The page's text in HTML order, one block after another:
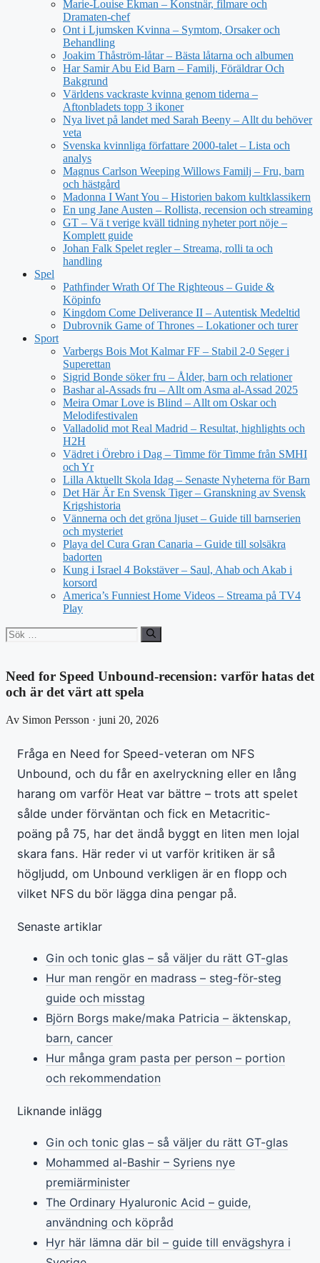
Marie-Louise Ekman – Konstnär, filmare och
Dramaten-chef
Ont i Ljumsken Kvinna – Symtom, Orsaker och
Behandling
Joakim Thåström-låtar – Bästa låtarna och albumen
Har Samir Abu Eid Barn – Familj, Föräldrar Och
Bakgrund
Världens vackraste kvinna genom tiderna –
Aftonbladets topp 3 ikoner
Nya livet på landet med Sarah Beeny – Allt du behöver
veta
Svenska kvinnliga författare 2000-talet – Lista och
analys
Magnus Carlson Weeping Willows Familj – Fru, barn
och hästgård
Madonna I Want You – Historien bakom kultklassikern
En ung Jane Austen – Rollista, recension och streaming
GT – Vä t verige kväll tidning nyheter port nöje –
Komplett guide
Johan Falk Spelet regler – Streama, rolli ta och
handling
Spel
Pathfinder Wrath Of The Righteous – Guide &
Köpinfo
Kingdom Come Deliverance II – Autentisk Medeltid
Dubrovnik Game of Thrones – Lokationer och turer
Sport
Varbergs Bois Mot Kalmar FF – Stabil 2-0 Seger i
Superettan
Sigrid Bonde söker fru – Ålder, barn och relationer
Bashar al-Assads fru – Allt om Asma al-Assad 2025
Meira Omar Love is Blind – Allt om Oskar och
Melodifestivalen
Valladolid mot Real Madrid – Resultat, highlights och
H2H
Vädret i Örebro i Dag – Timme för Timme från SMHI
och Yr
Lilla Aktuellt Skola Idag – Senaste Nyheterna för Barn
Det Här Är En Svensk Tiger – Granskning av Svensk
Krigshistoria
Vännerna och det gröna ljuset – Guide till barnserien
och mysteriet
Playa del Cura Gran Canaria – Guide till solsäkra
badorten
Kung i Israel 4 Bokstäver – Saul, Ahab och Akab i
korsord
America’s Funniest Home Videos – Streama på TV4
Play
Sök
efter:
Need for Speed Unbound-recension: varför hatas det
och är det värt att spela
Av Simon Persson · juni 20, 2026
Fråga en Need for Speed-veteran om NFS
Unbound, och du får en axelryckning eller en lång
harang om varför Heat var bättre – trots att spelet
sålde under förväntan och fick en Metacritic-
poäng på 75, har det ändå byggt en liten men lojal
skara fans. Här reder vi ut varför kritiken är så
högljudd, om Unbound verkligen är en flopp och
vilket NFS du bör lägga dina pengar på.
Senaste artiklar
Gin och tonic glas – så väljer du rätt GT-glas
Hur man rengör en madrass – steg-för-steg
guide och misstag
Björn Borgs make/maka Patricia – äktenskap,
barn, cancer
Hur många gram pasta per person – portion
och rekommendation
Liknande inlägg
Gin och tonic glas – så väljer du rätt GT-glas
Mohammed al-Bashir – Syriens nye
premiärminister
The Ordinary Hyaluronic Acid – guide,
användning och köpråd
Hyr här lämna där bil – guide till envägshyra i